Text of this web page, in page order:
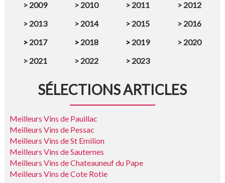
> 2009 > 2010 > 2011 > 2012
> 2013 > 2014 > 2015 > 2016
>2017 >2018 > 2019 > 2020
> 2021 > 2022 > 2023
SÉLECTIONS ARTICLES
Meilleurs Vins de Pauillac
Meilleurs Vins de Pessac
Meilleurs Vins de St Emilion
Meilleurs Vins de Sauternes
Meilleurs Vins de Chateauneuf du Pape
Meilleurs Vins de Cote Rotie